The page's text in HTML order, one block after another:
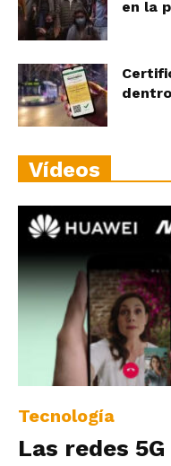
en la
Vídeos
Tecnología
Las redes